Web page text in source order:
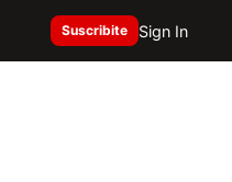
Suscribite Sign In